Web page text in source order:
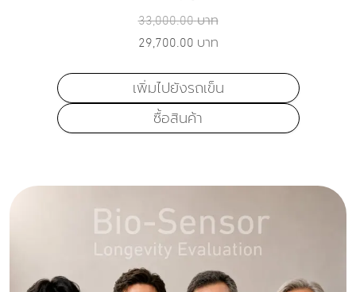
33,000.00 บาท
29,700.00 บาท
เพิ่มไปยังรถเข็น
ซื้อสินค้า